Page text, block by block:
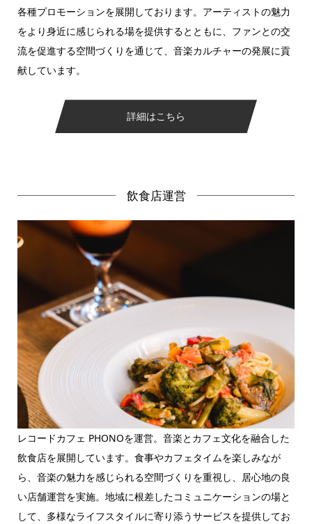
各種プロモーションを展開しております。アーティストの魅力
をより身近に感じられる場を提供するとともに、ファンとの交
流を促進する空間づくりを通じて、音楽カルチャーの発展に貢
献しています。
詳細はこちら
飲食店運営
レコードカフェ PHONOを運営。音楽とカフェ文化を融合した
飲食店を展開しています。食事やカフェタイムを楽しみなが
ら、音楽の魅力を感じられる空間づくりを重視し、居心地の良
い店舗運営を実施。地域に根差したコミュニケーションの場と
して、多様なライフスタイルに寄り添うサービスを提供してお